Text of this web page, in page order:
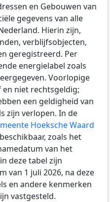
en Gebouwen van
gegevens van alle
Hierin zijn,
verblijfsobjecten,
geregistreerd. Per
energielabel zoals
Voorlopige
niet rechtsgeldig;
een geldigheid van
zijn verlopen. In de
Hoeksche Waard
zoals het
van het
deze tabel zijn
van 1 juli 2026, na deze
en andere kenmerken
vastgesteld.